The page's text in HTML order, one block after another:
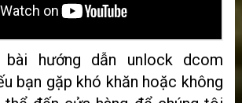
hướng dẫn unlock dcom
bạn gặp khó khăn hoặc không